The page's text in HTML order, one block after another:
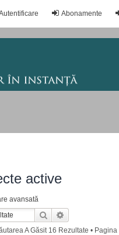
Abonamente
active
avansată
Căutare
A Găsit 16 Rezultate • Pagina